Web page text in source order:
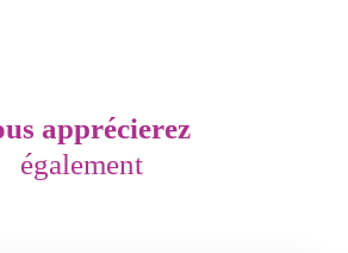
apprécierez
également